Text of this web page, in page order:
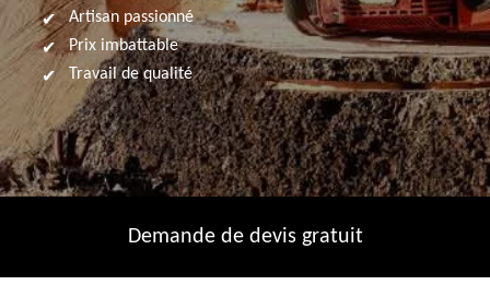
Artisan passionné
Prix imbattable
Travail de qualité
Demande de devis gratuit